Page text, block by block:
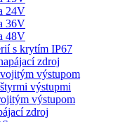
24V
36V
48V
s krytím IP67
zdroj
výstupom
výstupmi
výstupom
zdroj